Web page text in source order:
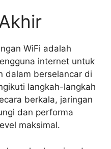
WiFi adalah
internet untuk
dalam berselancar di
langkah-langkah
berkala, jaringan
dan performa
maksimal.